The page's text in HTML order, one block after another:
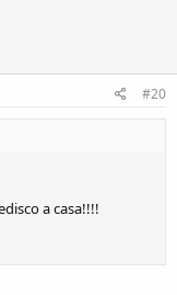
#20
a casa!!!!